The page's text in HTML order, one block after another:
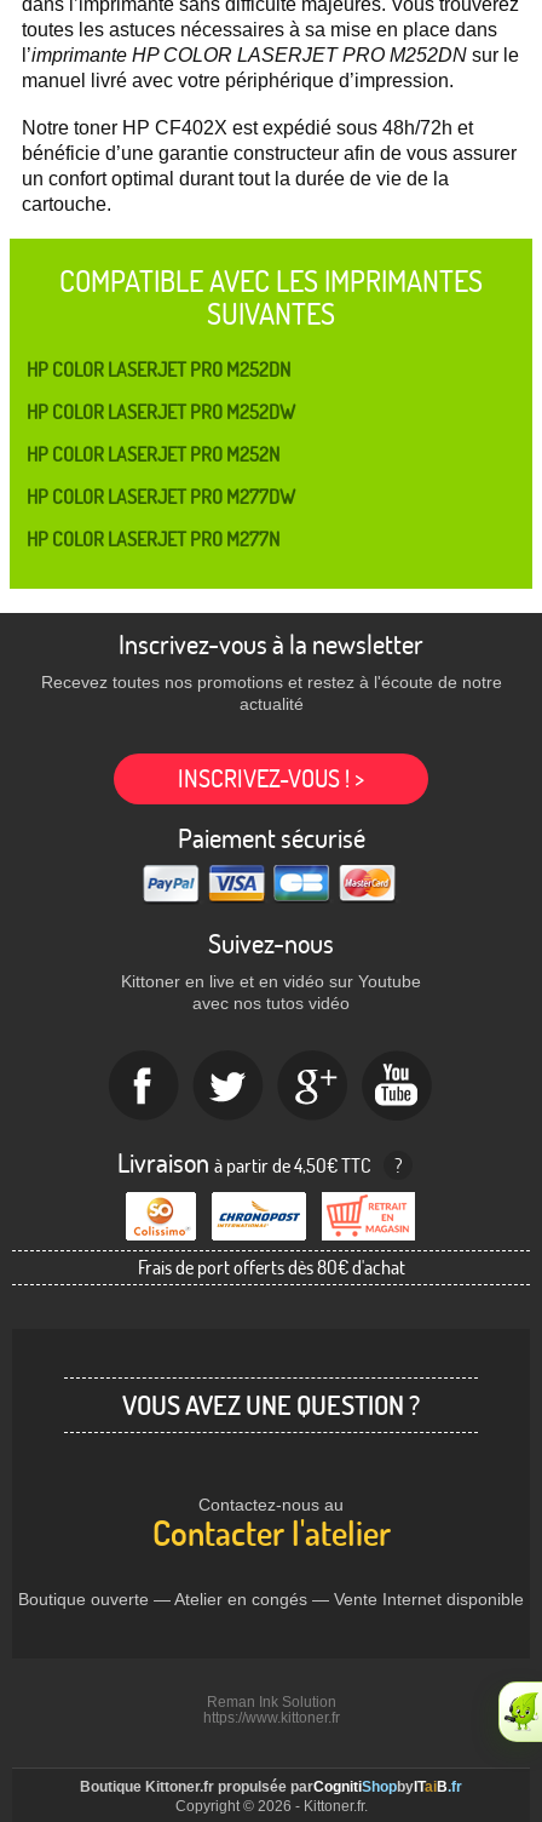
dans l’imprimante sans difficulté majeures. Vous trouverez
toutes les astuces nécessaires à sa mise en place dans
l’imprimante HP COLOR LASERJET PRO M252DN sur le
manuel livré avec votre périphérique d’impression.
Notre toner HP CF402X est expédié sous 48h/72h et
bénéficie d’une garantie constructeur afin de vous assurer
un confort optimal durant tout la durée de vie de la
cartouche.
COMPATIBLE AVEC LES IMPRIMANTES
SUIVANTES
HP COLOR LASERJET PRO M252DN
HP COLOR LASERJET PRO M252DW
HP COLOR LASERJET PRO M252N
HP COLOR LASERJET PRO M277DW
HP COLOR LASERJET PRO M277N
Inscrivez-vous à la newsletter
Recevez toutes nos promotions et restez à l'écoute de notre
actualité
INSCRIVEZ-VOUS ! >
Paiement sécurisé
Suivez-nous
Kittoner en live et en vidéo sur Youtube
avec nos tutos vidéo
Livraison à partir de 4,50€ TTC ?
Frais de port offerts dès 80€ d'achat
VOUS AVEZ UNE QUESTION ?
Contactez-nous au
Contacter l'atelier
Boutique ouverte — Atelier en congés — Vente Internet disponible
Reman Ink Solution
https://www.kittoner.fr
Boutique Kittoner.fr propulsée parCognitiShopby ITaiB.fr
Copyright © 2026 - Kittoner.fr.